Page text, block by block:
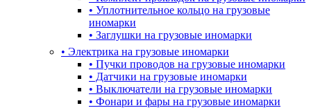
• Уплотнительное кольцо на грузовые
иномарки
• Заглушки на грузовые иномарки
• Электрика на грузовые иномарки
• Пучки проводов на грузовые иномарки
• Датчики на грузовые иномарки
• Выключатели на грузовые иномарки
• Фонари и фары на грузовые иномарки